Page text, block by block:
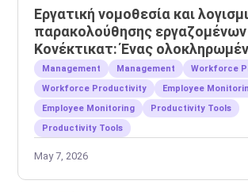
Εργατική νομοθεσία και
παρακολούθησης
Κονέκτικατ: Ένας
για εργοδότες
Management Management
Workforce
Workforce Productivity
Employee
Employee Monitoring
Productivity Tools
Productivity Tools
May 7, 2026